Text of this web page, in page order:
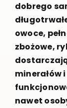
dobrego
owoce,
zbożowe,
minerałów
nawet